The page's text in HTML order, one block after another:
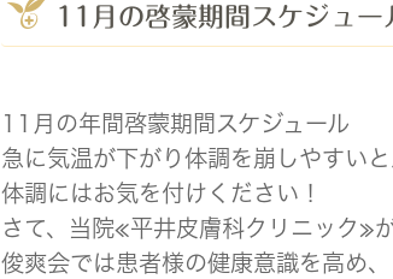
11月の啓蒙期間スケジュー
11月の年間啓蒙期間スケジュール
急に気温が下がり体調を崩しやすい
体調にはお気を付けください！
さて、当院≪平井皮膚科クリニック≫
俊爽会では患者様の健康意識を高め、